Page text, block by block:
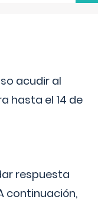
acudir al
hasta el 14 de
respuesta
continuación,